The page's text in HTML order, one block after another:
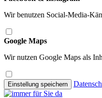
Wir benutzen Social-Media-
Google Maps
Wir nutzen Google Maps als
Einstellung speichern